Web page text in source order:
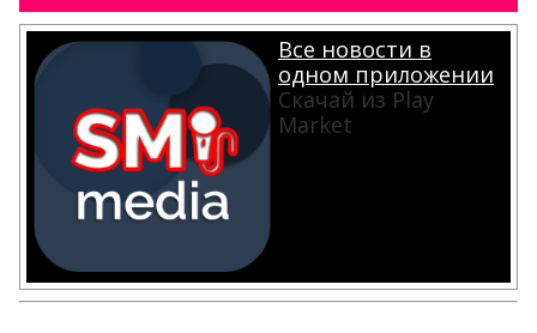
Все новости в
одном приложении
Скачай из Play
Market